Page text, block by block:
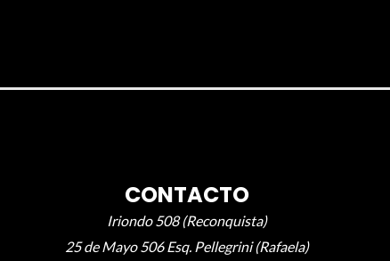
CONTACTO
Iriondo 508 (Reconquista)
25 de Mayo 506 Esq. Pellegrini (Rafaela)